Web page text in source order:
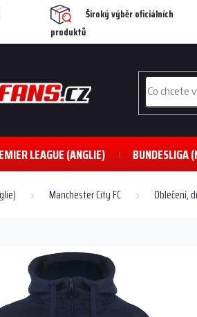
Široký výběr oficiálních
produktů
LEAGUE (ANGLIE) BUNDESLIGA
Manchester City FC Oblečení,